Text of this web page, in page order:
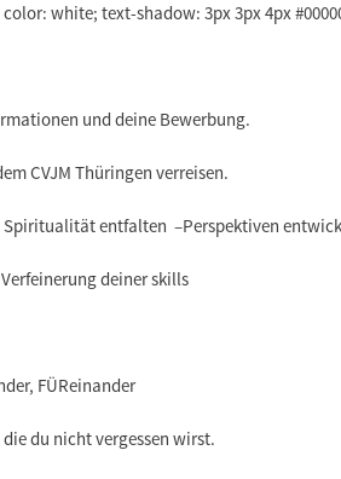
white; text-shadow: 3px 3px 4px
und deine Bewerbung.
CVJM Thüringen verreisen.
Spiritualität entfalten –Perspektiven
deiner skills
FÜReinander
du nicht vergessen wirst.